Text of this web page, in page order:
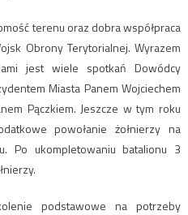
terenu oraz dobra współpraca
Obrony Terytorialnej. Wyrazem
jest wiele spotkań Dowódcy
Miasta Panem Wojciechem
Pączkiem. Jeszcze w tym roku
powołanie żołnierzy na
Po ukompletowaniu batalionu 3
podstawowe na potrzeby